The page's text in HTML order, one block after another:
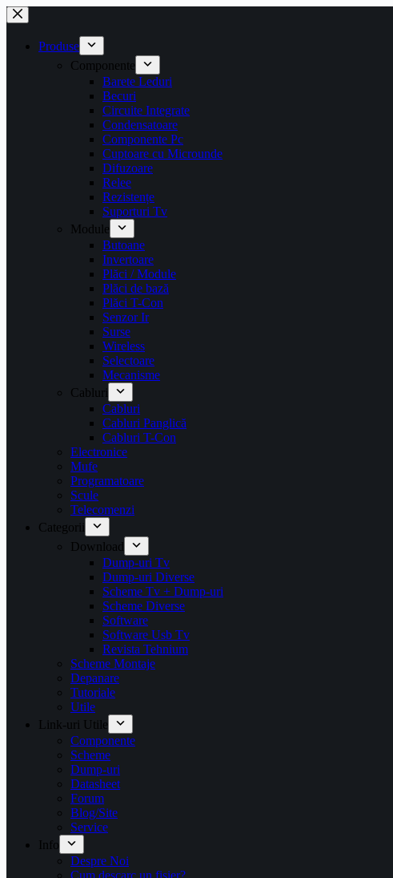
Sari
la
conținutProduse
Componente
Barete Leduri
Becuri
Circuite Integrate
Condensatoare
Componente Pc
Cuptoare cu Microunde
Difuzoare
Relee
Rezistențe
Suporturi Tv
Module
Butoane
Invertoare
Plăci / Module
Plăci de bază
Plăci T-Con
Senzor Ir
Surse
Wireless
Selectoare
Mecanisme
Cabluri
Cabluri
Cabluri Panglică
Cabluri T-Con
Electronice
Mufe
Programatoare
Scule
Telecomenzi
Categorii
Download
Dump-uri Tv
Dump-uri Diverse
Scheme Tv + Dump-uri
Scheme Diverse
Software
Software Usb Tv
Revista Tehnium
Scheme Montaje
Depanare
Tutoriale
Utile
Link-uri Utile
Componente
Scheme
Dump-uri
Datasheet
Forum
Blog/Site
Service
Info
Despre Noi
Cum descarc un fişier?